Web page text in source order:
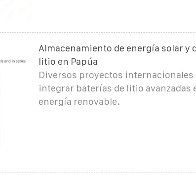
Almacenamiento de energía solar y
litio en Papúa
Diversos proyectos internacionales
integrar baterías de litio avanzadas
energía renovable.